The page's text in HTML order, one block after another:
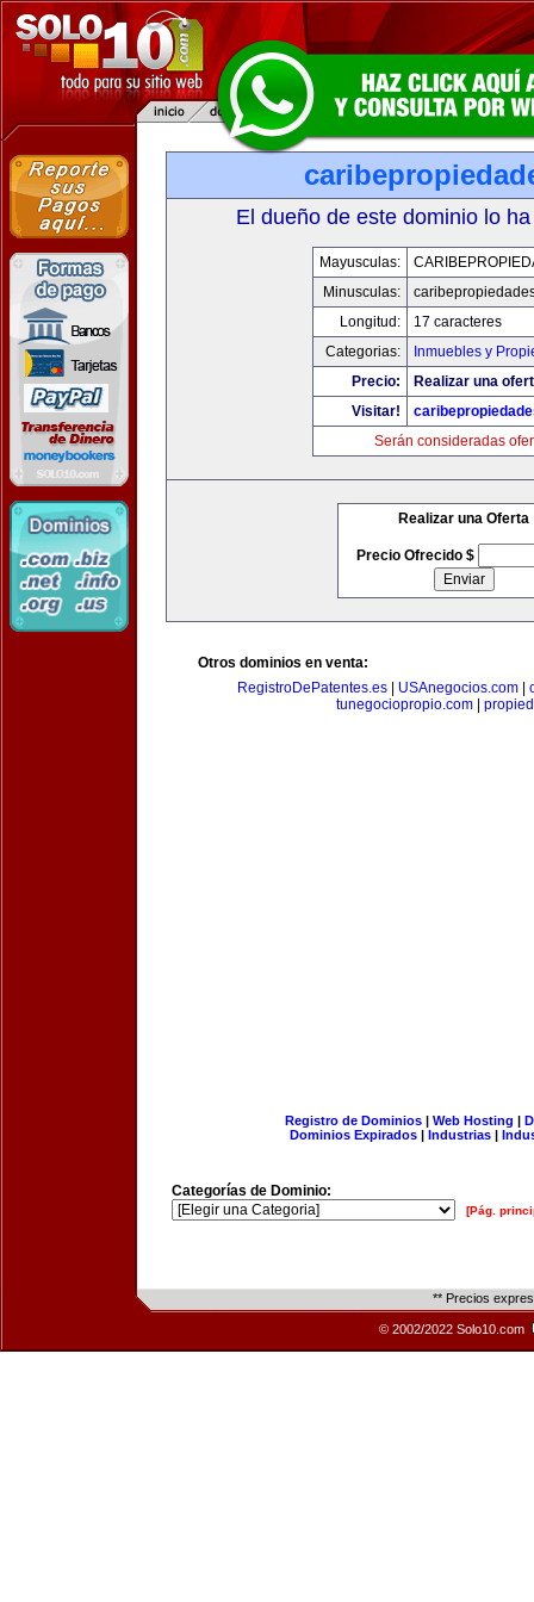
El dueño de este dominio lo
Mayusculas:
Minusculas:
Longitud:
17 caracteres
Categorias:
Inmuebles y
Precio:
Realizar una
Visitar!
Serán consideradas
Realizar una Oferta
Precio Ofrecido $
Otros dominios en venta:
RegistroDePatentes.es
USAnegocios.com
tunegociopropio.com|
Registro de Dominios| Web Hosting |
Dominios Expirados | Industrias |
Categorías de Dominio:
[Pág.
** Precios
© 2002/2022 Solo10.com